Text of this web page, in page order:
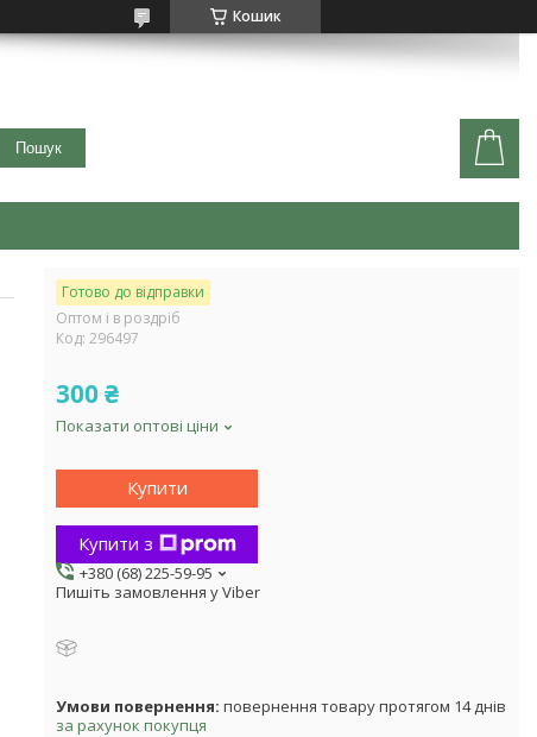
Кошик
Пошук
Готово до відправки
Оптом і в роздріб
Код: 296497
300 ₴
Показати оптові ціни
Купити
Купити з
+380 (68) 225-59-95
Пишіть замовлення у Viber
повернення товару протягом 14 днів
за рахунок покупця